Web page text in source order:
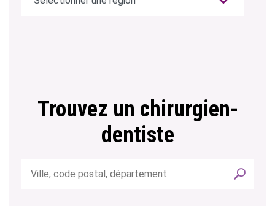
Trouvez un chirurgien-
dentiste